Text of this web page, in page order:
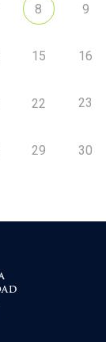
8 9
15 16
22 23
29 30